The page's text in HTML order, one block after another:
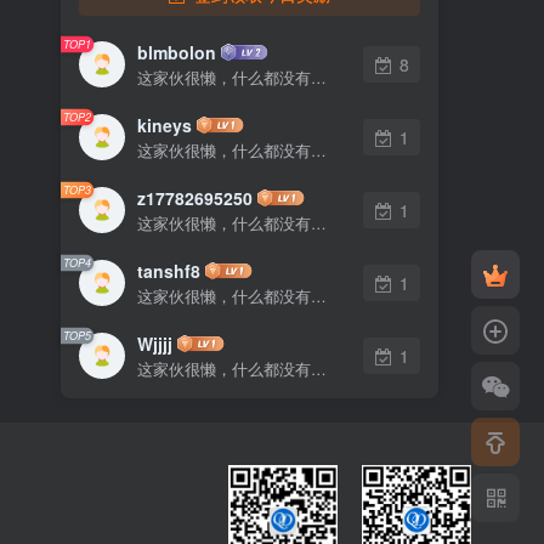
TOP1 blmbolon
这家伙很懒，什么都没有写...
8
TOP2 kineys
这家伙很懒，什么都没有写...
1
TOP3 z17782695250
这家伙很懒，什么都没有写...
1
TOP4 tanshf8
这家伙很懒，什么都没有写...
1
TOP5 Wjjjj
这家伙很懒，什么都没有写...
1